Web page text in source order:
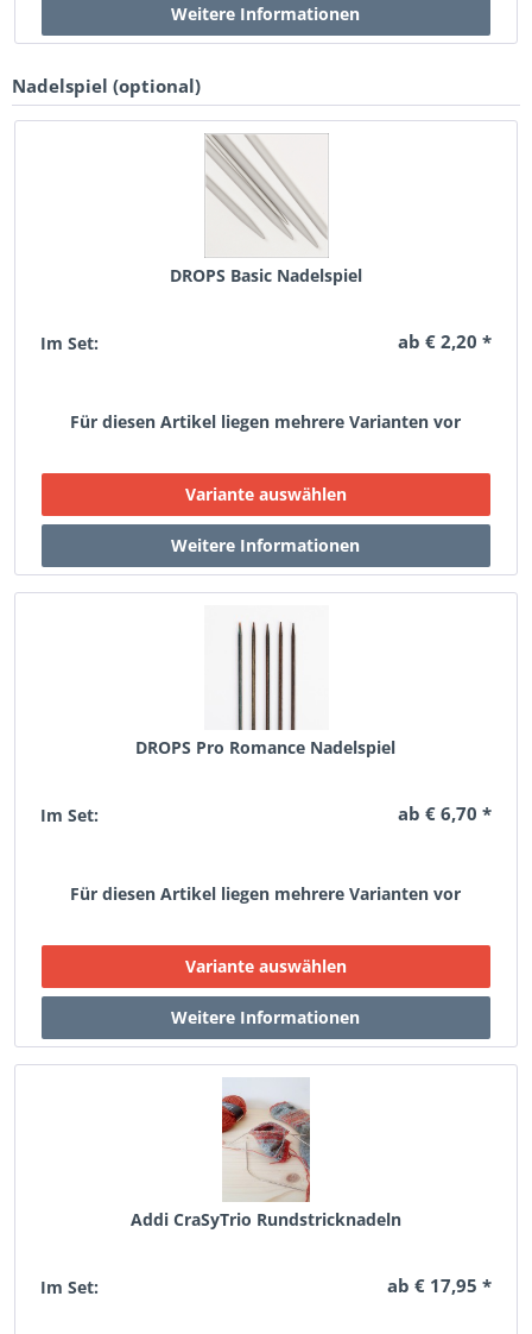
Nadelspiel (optional)
DROPS Basic Nadelspiel
Im Set: ab € 2,20 *
Für diesen Artikel liegen mehrere Varianten vor
DROPS Pro Romance Nadelspiel
Im Set: ab € 6,70 *
Für diesen Artikel liegen mehrere Varianten vor
Addi CraSyTrio Rundstricknadeln
Im Set: ab € 17,95 *